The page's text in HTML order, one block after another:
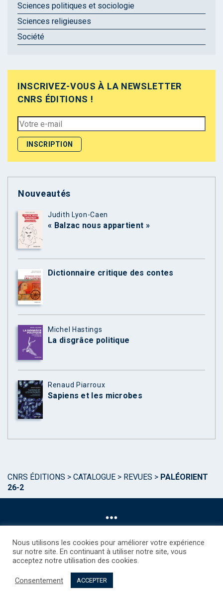
Sciences politiques et sociologie
Sciences religieuses
Société
INSCRIVEZ-VOUS À LA NEWSLETTER
CNRS ÉDITIONS !
Nouveautés
Judith Lyon-Caen
« Balzac nous appartient »
Dictionnaire critique des contes
Michel Hastings
La disgrâce politique
Renaud Piarroux
Sapiens et les microbes
CNRS ÉDITIONS > CATALOGUE > REVUES > PALÉORIENT
26-2
©CNRS EDITIONS 2025
Droits étrangers / Foreign rights
Nous utilisons les cookies pour améliorer votre expérience
sur notre site. En continuant à utiliser notre site, vous
acceptez notre utilisation des cookies.
Consentement ACCEPTER